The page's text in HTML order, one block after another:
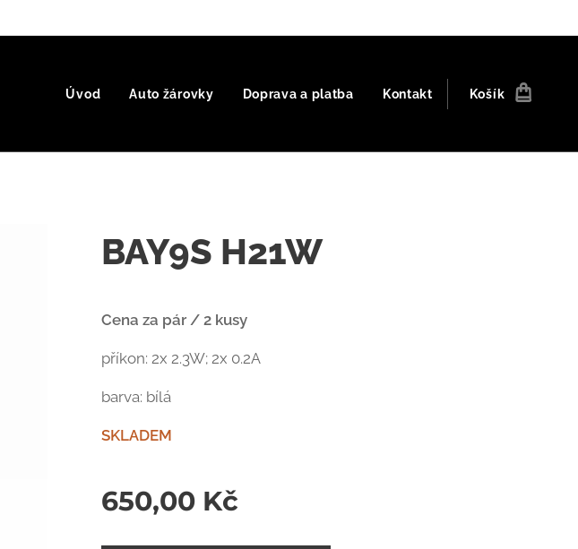
Úvod Auto žárovky Doprava a platba Kontakt Košík
BAY9S H21W
Cena za pár / 2 kusy
příkon: 2x 2.3W; 2x 0.2A
barva: bílá
SKLADEM
650,00 Kč